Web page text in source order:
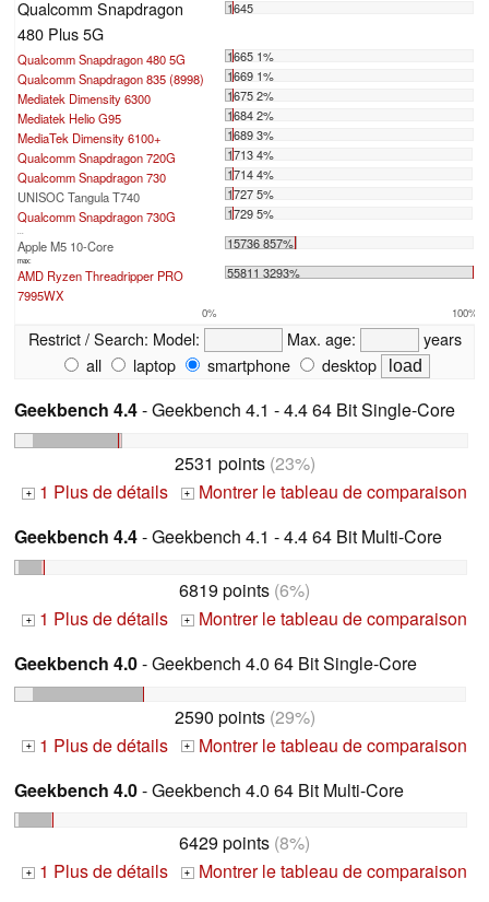
Qualcomm Snapdragon
480 Plus 5G
1645
Qualcomm Snapdragon 480 5G
1665 1%
Qualcomm Snapdragon 835 (8998)
1669 1%
Mediatek Dimensity 6300
1675 2%
Mediatek Helio G95
1684 2%
MediaTek Dimensity 6100+
1689 3%
Qualcomm Snapdragon 720G
1713 4%
Qualcomm Snapdragon 730
1714 4%
UNISOC Tangula T740
1727 5%
Qualcomm Snapdragon 730G
1729 5%
...
Apple M5 10-Core 15736 857%
max:
AMD Ryzen Threadripper PRO
7995WX
55811 3293%
0% 100%
Restrict / Search: Model: Max. age:
years
all
laptop smartphone desktop
Geekbench 4.4- Geekbench 4.1 - 4.4 64 Bit Single-Core
2531 points(23%)
+ 1 Plus de détails + Montrer le tableau de comparaison
Geekbench 4.4- Geekbench 4.1 - 4.4 64 Bit Multi-Core
6819 points (6%)
+ 1 Plus de détails + Montrer le tableau de comparaison
Geekbench 4.0- Geekbench 4.0 64 Bit Single-Core
2590 points(29%)
+ 1 Plus de détails + Montrer le tableau de comparaison
Geekbench 4.0- Geekbench 4.0 64 Bit Multi-Core
6429 points (8%)
+ 1 Plus de détails + Montrer le tableau de comparaison